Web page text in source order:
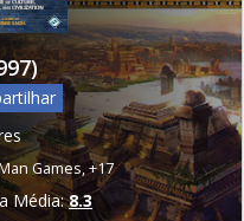
Games,+17
Média:8.3